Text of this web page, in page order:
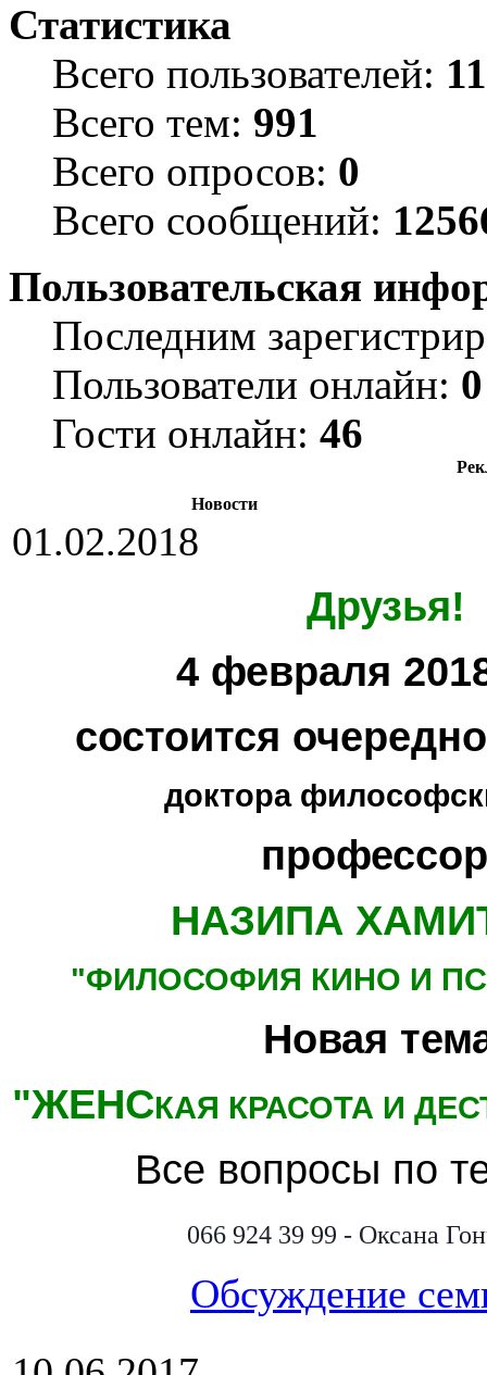
Статистика
Всего пользователей:
Всего тем: 991
Всего опросов: 0
Всего сообщений:
Пользовательская
Последним
Пользователи онлайн: 0
Гости онлайн: 46
Новости
01.02.2018
Друзья!
4 февраля
состоится
доктора
НАЗИПА
"ФИЛОСОФИЯ КИНО И
Новая
"ЖЕНСКАЯ КРАСОТА И
Все вопросы по
066 924 39 99 - Оксана
Обсуждение